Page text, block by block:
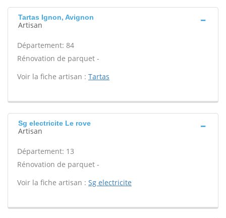
Tartas Ignon, Avignon
Artisan
Département: 84
Rénovation de parquet -
Voir la fiche artisan : Tartas
Sg electricite Le rove
Artisan
Département: 13
Rénovation de parquet -
Voir la fiche artisan : Sg electricite